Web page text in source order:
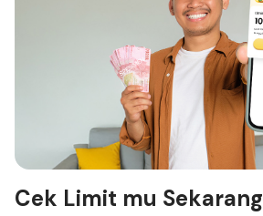
Cek Limit mu Sekarang